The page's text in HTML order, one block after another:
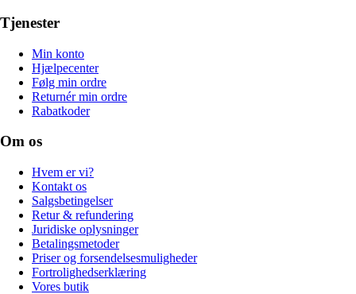
Tjenester
Min konto
Hjælpecenter
Følg min ordre
Returnér min ordre
Rabatkoder
Om os
Hvem er vi?
Kontakt os
Salgsbetingelser
Retur & refundering
Juridiske oplysninger
Betalingsmetoder
Priser og forsendelsesmuligheder
Fortrolighedserklæring
Vores butik